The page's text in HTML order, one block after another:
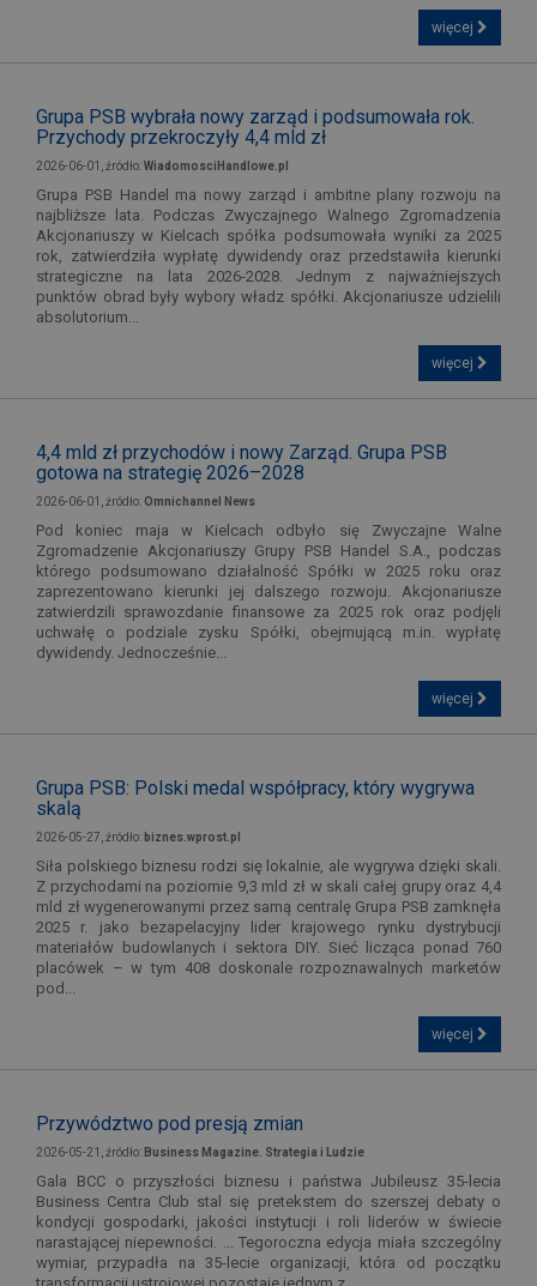
więcej
Grupa PSB wybrała nowy zarząd i podsumowała rok.
Przychody przekroczyły 4,4 mld zł
2026-06-01, źródło:WiadomosciHandlowe.pl
Grupa PSB Handel ma nowy zarząd i ambitne plany rozwoju na
najbliższe lata. Podczas Zwyczajnego Walnego Zgromadzenia
Akcjonariuszy w Kielcach spółka podsumowała wyniki za 2025
rok, zatwierdziła wypłatę dywidendy oraz przedstawiła kierunki
strategiczne na lata 2026-2028. Jednym z najważniejszych
punktów obrad były wybory władz spółki. Akcjonariusze udzielili
absolutorium...
więcej
4,4 mld zł przychodów i nowy Zarząd. Grupa PSB
gotowa na strategię 2026–2028
2026-06-01, źródło: Omnichannel News
Pod koniec maja w Kielcach odbyło się Zwyczajne Walne
Zgromadzenie Akcjonariuszy Grupy PSB Handel S.A., podczas
którego podsumowano działalność Spółki w 2025 roku oraz
zaprezentowano kierunki jej dalszego rozwoju. Akcjonariusze
zatwierdzili sprawozdanie finansowe za 2025 rok oraz podjęli
uchwałę o podziale zysku Spółki, obejmującą m.in. wypłatę
dywidendy. Jednocześnie...
więcej
Grupa PSB: Polski medal współpracy, który wygrywa
skalą
2026-05-27, źródło: biznes.wprost.pl
Siła polskiego biznesu rodzi się lokalnie, ale wygrywa dzięki skali.
Z przychodami na poziomie 9,3 mld zł w skali całej grupy oraz 4,4
mld zł wygenerowanymi przez samą centralę Grupa PSB zamknęła
2025 r. jako bezapelacyjny lider krajowego rynku dystrybucji
materiałów budowlanych i sektora DIY. Sieć licząca ponad 760
placówek – w tym 408 doskonale rozpoznawalnych marketów
pod...
więcej
Przywództwo pod presją zmian
2026-05-21, źródło: Business Magazine. Strategia i Ludzie
Gala BCC o przyszłości biznesu i państwa Jubileusz 35-lecia
Business Centra Club stal się pretekstem do szerszej debaty o
kondycji gospodarki, jakości instytucji i roli liderów w świecie
narastającej niepewności. ... Tegoroczna edycja miała szczególny
wymiar, przypadła na 35-lecie organizacji, która od początku